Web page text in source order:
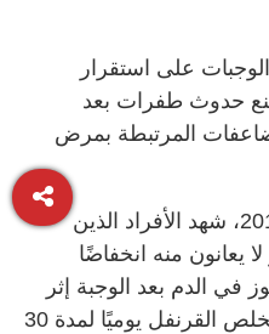
على استقرار
حدوث طفرات بعد
المرتبطة بمرض
ووفقًا لدراسة أجريت عام 2019، شهد الأفراد الذين
منه انخفاضًا
في الدم بعد الوجبة إثر
تناول 250 ملليغرام من مستخلص القرنفل يوميًا لمدة 30